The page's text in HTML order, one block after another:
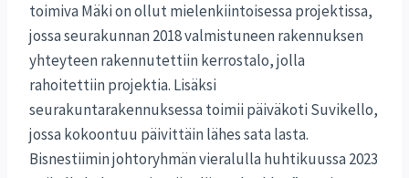
toimiva Mäki on ollut mielenkiintoisessa projektissa,
jossa seurakunnan 2018 valmistuneen rakennuksen
yhteyteen rakennutettiin kerrostalo, jolla
rahoitettiin projektia. Lisäksi
seurakuntarakennuksessa toimii päiväkoti Suvikello,
jossa kokoontuu päivittäin lähes sata lasta.
Bisnestiimin johtoryhmän vieralulla huhtikuussa 2023